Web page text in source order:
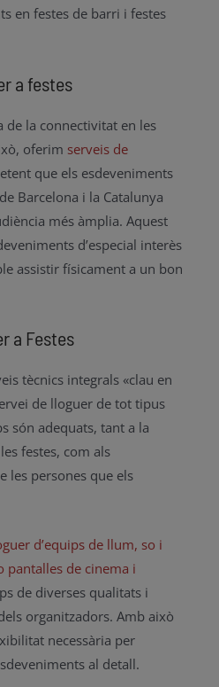
en festes de barri i festes
a festes
de la connectivitat en les
oferim serveis de
que els esdeveniments
Barcelona i la Catalunya
més àmplia. Aquest
d’especial interès
assistir físicament a un bon
a Festes
tècnics integrals «clau en
de lloguer de tot tipus
són adequats, tant a la
festes, com als
les persones que els
d’equips de llum, so i
pantalles de cinema i
de diverses qualitats i
organitzadors. Amb això
necessària per
al detall.